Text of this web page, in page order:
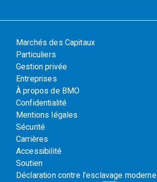
Marchés des Capitaux
Particuliers
Gestion privée
Entreprises
À propos de BMO
Confidentialité
Mentions légales
Sécurité
Carrières
Accessibilité
Soutien
Déclaration contre l’esclavage moderne